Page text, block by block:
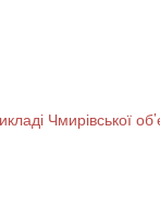
Чмирівської